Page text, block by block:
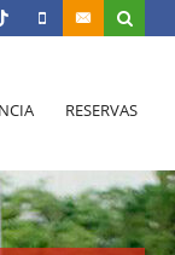
RESERVAS